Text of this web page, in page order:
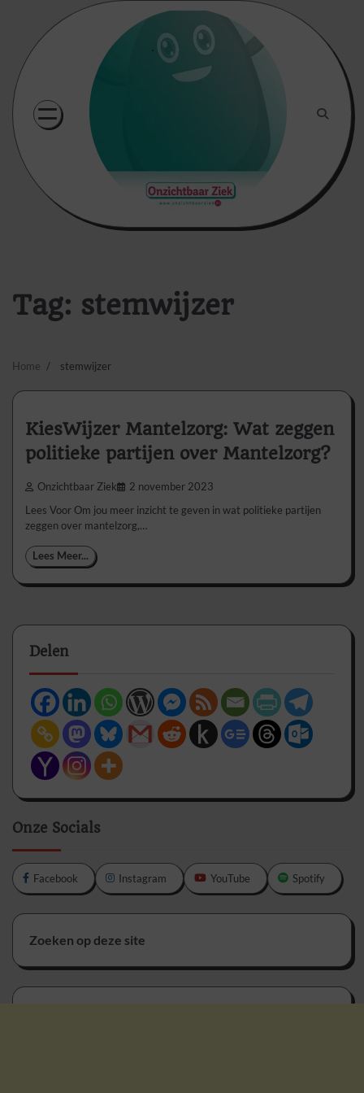
content
Tag: stemwijzer
Home stemwijzer
KiesWijzer Mantelzorg: Wat zeggen
politieke partijen over Mantelzorg?
Onzichtbaar Ziek 2 november 2023
Lees Voor Om jou meer inzicht te geven in wat politieke partijen
zeggen over mantelzorg,…
Lees Meer...
Delen
Onze Socials
Facebook Instagram YouTube Spotify
Zoeken op deze site